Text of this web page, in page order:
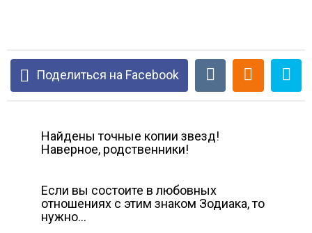
Поделиться на Facebook
Найдены точные копии звезд!
Наверное, родственники!
Если вы состоите в любовных
отношениях с этим знаком Зодиака, то
нужно…